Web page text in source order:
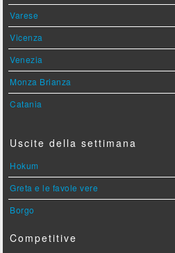
Varese
Vicenza
Venezia
Monza Brianza
Catania
Uscite della settimana
Hokum
Greta e le favole vere
Borgo
Competitive